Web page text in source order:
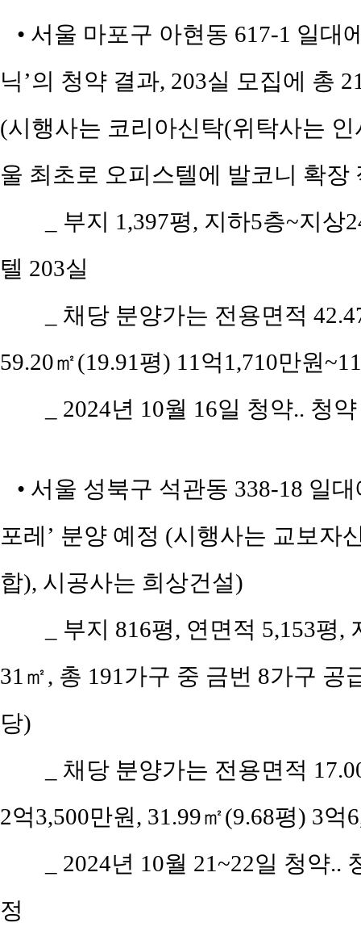
• 서울 마포구 아현동 617-1 일대
닉’의 청약 결과, 203실 모집에 총
(시행사는 코리아신탁(위탁사는
울 최초로 오피스텔에 발코니 확장
_ 부지 1,397평, 지하5층~지
텔 203실
_ 채당 분양가는 전용면적
59.20㎡(19.91평) 11억1,710만원
_ 2024년 10월 16일 청약.. 청
• 서울 성북구 석관동 338-18 일
포레’ 분양 예정 (시행사는 교보
합), 시공사는 희상건설)
_ 부지 816평, 연면적 5,153평
31㎡, 총 191가구 중 금번 8가구 공
당)
_ 채당 분양가는 전용면적
2억3,500만원, 31.99㎡(9.68평) 3억
_ 2024년 10월 21~22일 청약
정